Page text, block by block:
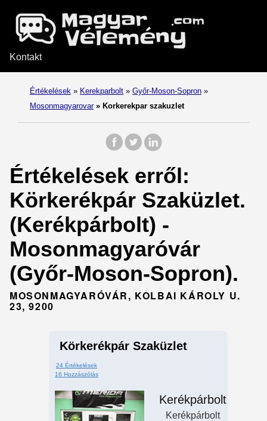
Kontakt
Értékelések » Kerekparbolt » Győr-Moson-Sopron »
Mosonmagyarovar » Korkerekpar szakuzlet
Értékelések erről:
Körkerékpár Szaküzlet.
(Kerékpárbolt) -
Mosonmagyaróvár
(Győr-Moson-Sopron).
MOSONMAGYARÓVÁR, KOLBAI KÁROLY U.
23, 9200
Körkerékpár Szaküzlet
24 Értékelések
16 Hozzászólás
Kerékpárbolt
Kerékpárbolt